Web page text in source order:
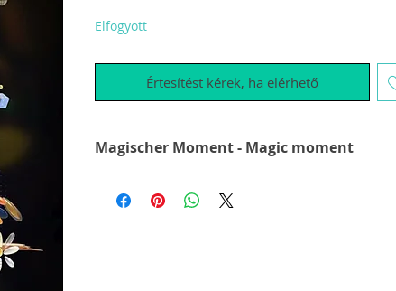
Elfogyott
Értesítést kérek, ha elérhető
Magischer Moment - Magic moment
per Handy betrachtet. Das Werk verwandelt sich in